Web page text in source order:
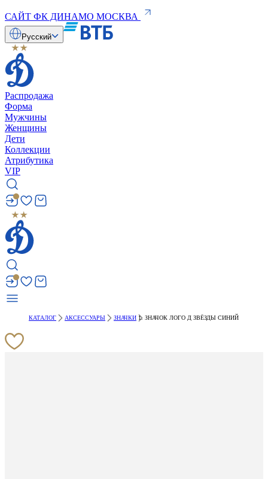
САЙТ ФК ДИНАМО МОСКВА
Русский
Распродажа
Форма
Мужчины
Женщины
Дети
Коллекции
Атрибутика
VIP
КАТАЛОГ АКСЕССУАРЫ ЗНАЧКИ ЗНАЧОК ЛОГО Д ЗВЁЗДЫ СИНИЙ